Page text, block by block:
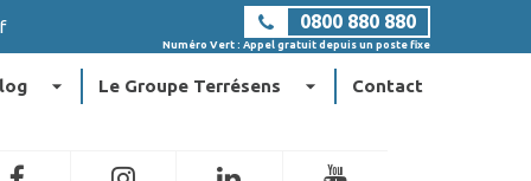
0800 880 880
Numéro Vert : Appel gratuit depuis un poste fixe
arrow_drop_down Le Groupe Terrésens arrow_drop_down Contact